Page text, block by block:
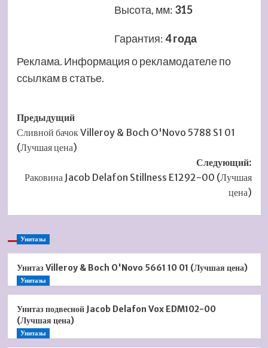
Высота, мм: 315
Гарантия:4 года
Реклама. Информация о рекламодателе по
ссылкам в статье.
Навигация
записи
Предыдущий
Сливной бачок Villeroy & Boch O'Novo 5788 S1 01
(Лучшая цена)
Следующий:
Раковина Jacob Delafon Stillness E1292-00 (Лучшая
цена)
Унитазы
Унитаз Villeroy & Boch O'Novo 5661 10 01 (Лучшая цена)
Унитазы
Унитаз подвесной Jacob Delafon Vox EDM102-00
(Лучшая цена)
Унитазы